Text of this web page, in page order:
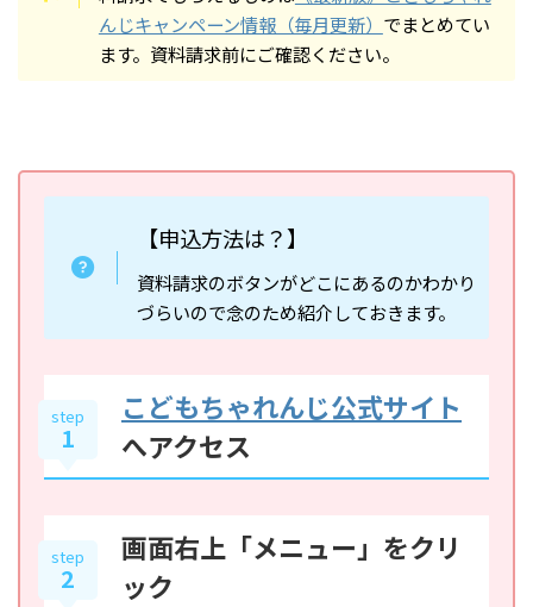
んじキャンペーン情報（毎月更新） でまとめてい
ます。資料請求前にご確認ください。
【申込方法は？】
資料請求のボタンがどこにあるのかわかり
づらいので念のため紹介しておきます。
step
1
こどもちゃれんじ公式サイト
へアクセス
step
2
画面右上「メニュー」をクリ
ック